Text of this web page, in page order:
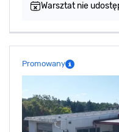
Warsztat nie
Promowany